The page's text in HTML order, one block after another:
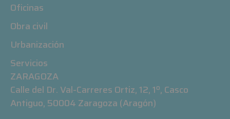
Oficinas
Obra civil
Urbanización
Servicios
ZARAGOZA
Calle del Dr. Val-Carreres Ortiz, 12, 1º, Casco
Antiguo, 50004 Zaragoza (Aragón)